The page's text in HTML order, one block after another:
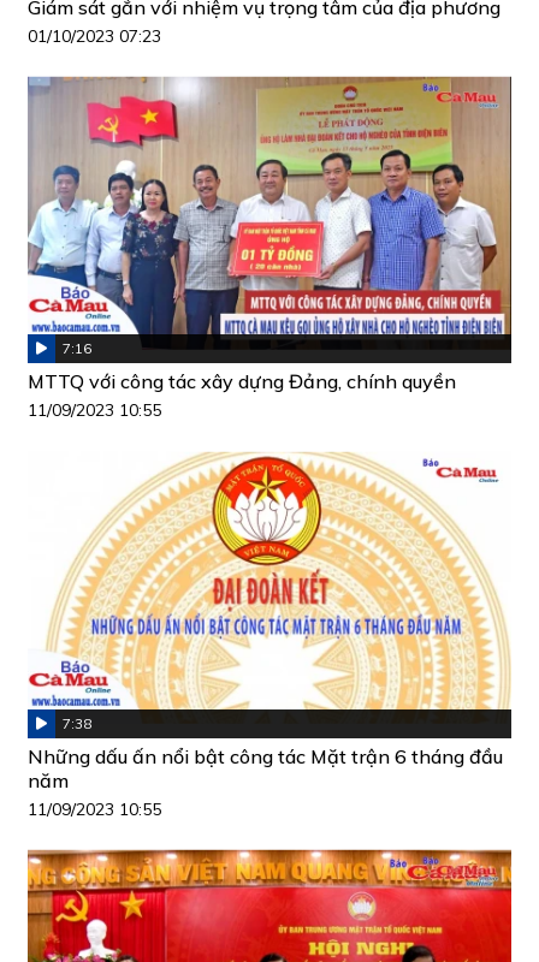
Giám sát gắn với nhiệm vụ trọng tâm của địa phương
01/10/2023 07:23
7:16
MTTQ với công tác xây dựng Đảng, chính quyền
11/09/2023 10:55
7:38
Những dấu ấn nổi bật công tác Mặt trận 6 tháng đầu
năm
11/09/2023 10:55